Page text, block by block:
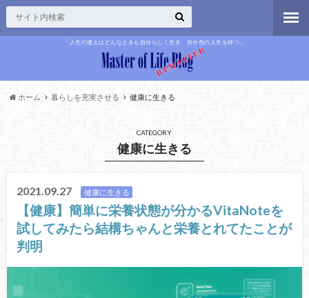
「人生の達人はどんなときも自分らしく生き、自分色の人生を持つ」
ホーム 暮らしを充実させる 健康に生きる
CATEGORY
健康に生きる
2021.09.27 健康に生きる
【健康】簡単に栄養状態が分かるVitaNoteを
試してみたら結構ちゃんと栄養とれてたことが
判明